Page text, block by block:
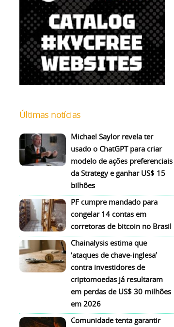
Últimas notícias
Michael Saylor revela ter
usado o ChatGPT para criar
modelo de ações preferenciais
da Strategy e ganhar US$ 15
bilhões
PF cumpre mandado para
congelar 14 contas em
corretoras de bitcoin no Brasil
Chainalysis estima que
‘ataques de chave-inglesa’
contra investidores de
criptomoedas já resultaram
em perdas de US$ 30 milhões
em 2026
Comunidade tenta garantir